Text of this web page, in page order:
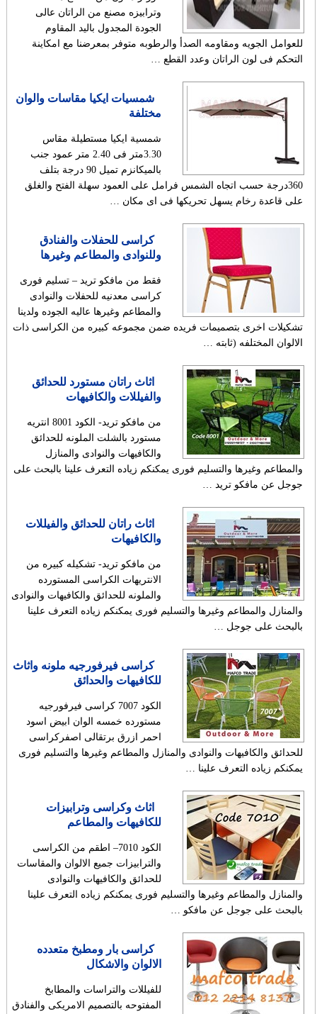
وترابيزه مصنع من الراتان عالى
الجودة المجدول باليد المقاوم
للعوامل الجويه ومقاومه الصدأ والرطوبه متوفر بمعرضنا مع امكاينة
التحكم فى لون الراتان وعدد القطع …
شمسيات ايكيا مقاسات والوان
مختلفة
شمسية ايكيا مستطيلة مقاس
3.30متر فى 2.40 متر عمود جنب
بالميكانزم تميل 90 درجة بتلف
360درجة حسب اتجاه الشمس فرامل على العمود سهلة الفتح والغلق
على قاعدة رخام يسهل تحريكها فى اى مكان …
كراسى للحفلات والفنادق
وللنوادى والمطاعم وغيرها
فقط من مافكو تريد – تسليم فورى
كراسى معدنيه للحفلات والنوادى
والمطاعم وغيرها عاليه الجوده ولدينا
تشكيلات اخرى بتصميمات فريده ضمن مجموعه كبيره من الكراسى ذات
الالوان المختلفه (ثابته …
اثاث راتان مستورد للحدائق
والفيللات والكافيهات
من مافكو تريد- الكود 8001 انتريه
مستورد بالشلت الملونه للحدائق
والكافيهات والنوادى والمنازل
والمطاعم وغيرها والتسليم فورى يمكنكم زياده التعرف علينا بالبحث على
جوجل عن مافكو تريد …
اثاث راتان للحدائق والفيللات
والكافيهات
من مافكو تريد- تشكيله كبيره من
الانتريهات الكراسى المستورده
والملونه للحدائق والكافيهات والنوادى
والمنازل والمطاعم وغيرها والتسليم فورى يمكنكم زياده التعرف علينا
بالبحث على جوجل …
كراسى فيرفورجيه ملونه واثاث
للكافيهات والحدائق
الكود 7007 كراسى فيرفورجيه
مستورده خمسه الوان ابيض اسود
احمر ازرق برتقالى اصفركراسى
للحدائق والكافيهات والنوادى والمنازل والمطاعم وغيرها والتسليم فورى
يمكنكم زياده التعرف علينا …
اثاث وكراسى وترابيزات
للكافيهات والمطاعم
الكود 7010– اطقم من الكراسى
والترابيزات جميع الالوان والمقاسات
للحدائق والكافيهات والنوادى
والمنازل والمطاعم وغيرها والتسليم فورى يمكنكم زياده التعرف علينا
بالبحث على جوجل عن مافكو …
كراسى بار ومطبخ متعدده
الالوان والاشكال
للفيللات والتراسات والمطابخ
المفتوحه بالتصميم الامريكى والفنادق